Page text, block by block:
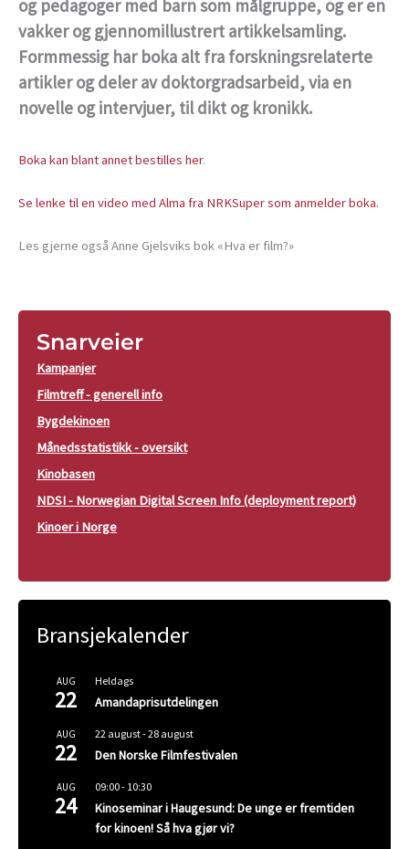
og pedagoger med barn som målgruppe, og er en
vakker og gjennomillustrert artikkelsamling.
Formmessig har boka alt fra forskningsrelaterte
artikler og deler av doktorgradsarbeid, via en
novelle og intervjuer, til dikt og kronikk.
Boka kan blant annet bestilles her.
Se lenke til en video med Alma fra NRKSuper som anmelder boka.
Les gjerne også Anne Gjelsviks bok «Hva er film?»
Snarveier
Kampanjer
Filmtreff - generell info
Bygdekinoen
Månedsstatistikk - oversikt
Kinobasen
NDSI - Norwegian Digital Screen Info (deployment report)
Kinoer i Norge
Bransjekalender
AUG
22
Heldags
Amandaprisutdelingen
AUG
22
22 august-28 august
Den Norske Filmfestivalen
AUG
24
09:00- 10:30
Kinoseminar i Haugesund: De unge er fremtiden
for kinoen! Så hva gjør vi?